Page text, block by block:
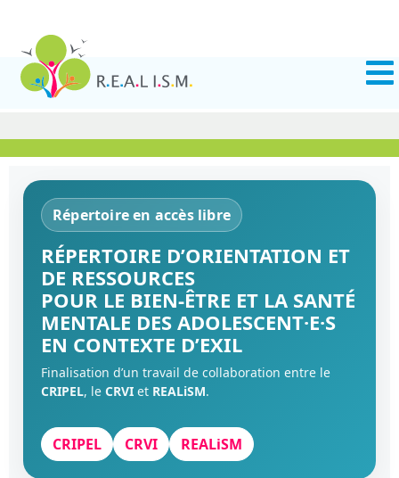
Répertoire en accès libre
RÉPERTOIRE D’ORIENTATION ET
DE RESSOURCES
POUR LE BIEN-ÊTRE ET LA SANTÉ
MENTALE DES ADOLESCENT·E·S
EN CONTEXTE D’EXIL
Finalisation d’un travail de collaboration entre le
CRIPEL, le CRVI et REALiSM.
CRIPEL CRVI REALiSM